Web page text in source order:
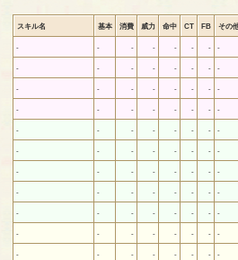
スキル名 基本 消費 威力 命中 CT FB その
- - - - - - - -
- - - - - - - -
- - - - - - - -
- - - - - - - -
- - - - - - - -
- - - - - - - -
- - - - - - - -
- - - - - - - -
- - - - - - - -
- - - - - - - -
- - - - - - - -